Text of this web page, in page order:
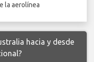
la aerolínea
hacia y desde